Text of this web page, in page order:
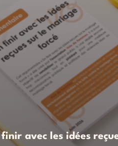
avec les idées